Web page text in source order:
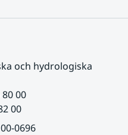
och hydrologiska
00
00
0696